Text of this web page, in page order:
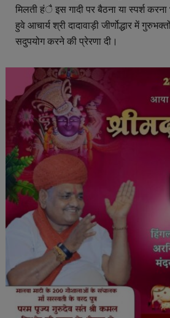
मिलती हंै इस गादी पर बैठना या स्पर्श
हुवे आचार्य श्री दादावाड़ी जीर्णोद्धार में
सदुपयोग करने की प्रेरणा दी।